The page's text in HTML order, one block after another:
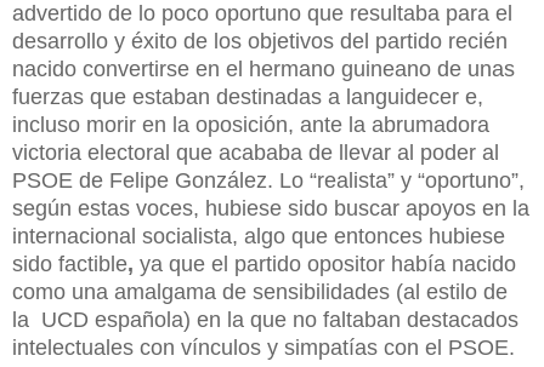
advertido de lo poco oportuno que resultaba para el
desarrollo y éxito de los objetivos del partido recién
nacido convertirse en el hermano guineano de unas
fuerzas que estaban destinadas a languidecer e,
incluso morir en la oposición, ante la abrumadora
victoria electoral que acababa de llevar al poder al
PSOE de Felipe González. Lo “realista” y “oportuno”,
según estas voces, hubiese sido buscar apoyos en la
internacional socialista, algo que entonces hubiese
sido factible, ya que el partido opositor había nacido
como una amalgama de sensibilidades (al estilo de
la UCD española) en la que no faltaban destacados
intelectuales con vínculos y simpatías con el PSOE.